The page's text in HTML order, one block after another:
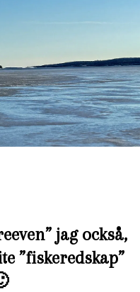
jag också,
”fiskeredskap”